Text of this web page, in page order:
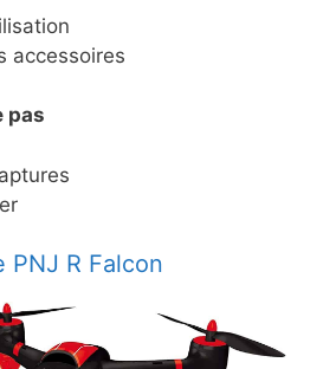
accessoires
pas
PNJ R Falcon